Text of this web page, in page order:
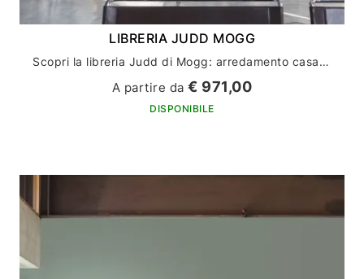
LIBRERIA JUDD MOGG
Scopri la libreria Judd di Mogg: arredamento casa con stile e funzionalità
A partire da€ 971,00
DISPONIBILE